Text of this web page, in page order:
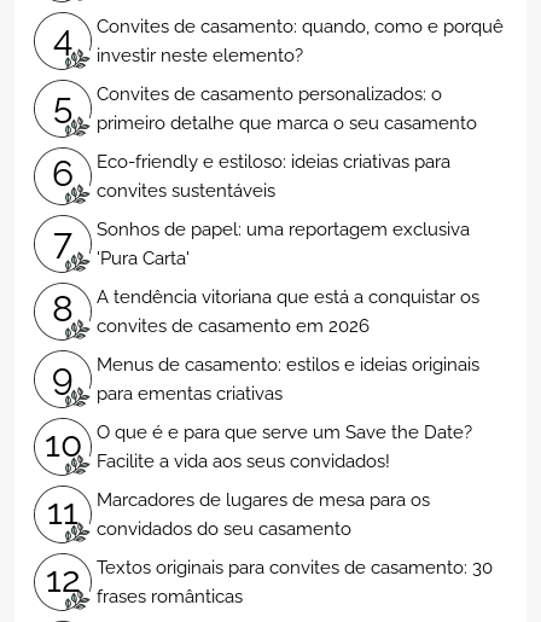
4
Convites de casamento: quando, como e porquê
investir neste elemento?
5
Convites de casamento personalizados: o
primeiro detalhe que marca o seu casamento
6
Eco-friendly e estiloso: ideias criativas para
convites sustentáveis
7
Sonhos de papel: uma reportagem exclusiva
'Pura Carta'
8
A tendência vitoriana que está a conquistar os
convites de casamento em 2026
9
Menus de casamento: estilos e ideias originais
para ementas criativas
10
O que é e para que serve um Save the Date?
Facilite a vida aos seus convidados!
11
Marcadores de lugares de mesa para os
convidados do seu casamento
12
Textos originais para convites de casamento: 30
frases românticas